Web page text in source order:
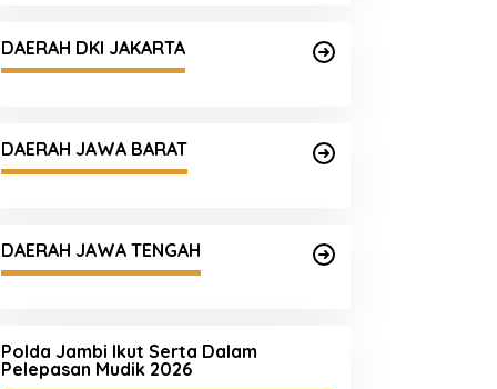
DAERAH DKI JAKARTA
DAERAH JAWA BARAT
DAERAH JAWA TENGAH
Polda Jambi Ikut Serta Dalam
Pelepasan Mudik 2026